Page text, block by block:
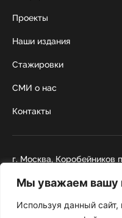
Мы уважаем вашу
Используя данный сайт,
Проекты
Наши издания
Стажировки
СМИ о нас
Контакты
г. Москва, Коробейников
+7 495 252 67 88